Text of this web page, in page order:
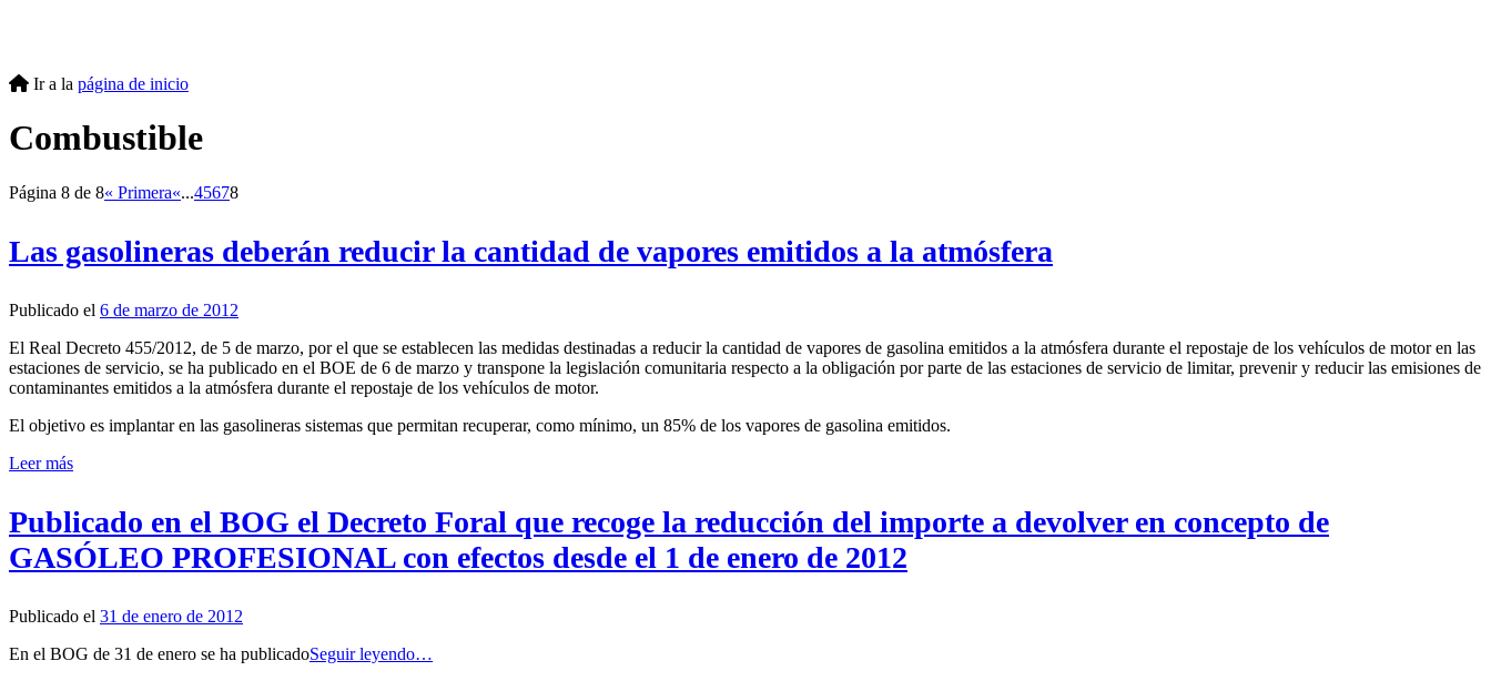
Ir a la página de inicio
Combustible
Página 8 de 8« Primera«...45678
Las gasolineras deberán reducir la cantidad de vapores emitidos a la atmósfera
Publicado el 6 de marzo de 2012
El Real Decreto 455/2012, de 5 de marzo, por el que se establecen las medidas destinadas a reducir la cantidad de vapores de gasolina emitidos a la atmósfera durante el repostaje de los vehículos de motor en las
estaciones de servicio, se ha publicado en el BOE de 6 de marzo y transpone la legislación comunitaria respecto a la obligación por parte de las estaciones de servicio de limitar, prevenir y reducir las emisiones de
contaminantes emitidos a la atmósfera durante el repostaje de los vehículos de motor.
El objetivo es implantar en las gasolineras sistemas que permitan recuperar, como mínimo, un 85% de los vapores de gasolina emitidos.
Leer más
Publicado en el BOG el Decreto Foral que recoge la reducción del importe a devolver en concepto de
GASÓLEO PROFESIONAL con efectos desde el 1 de enero de 2012
Publicado el 31 de enero de 2012
En el BOG de 31 de enero se ha publicadoSeguir leyendo…